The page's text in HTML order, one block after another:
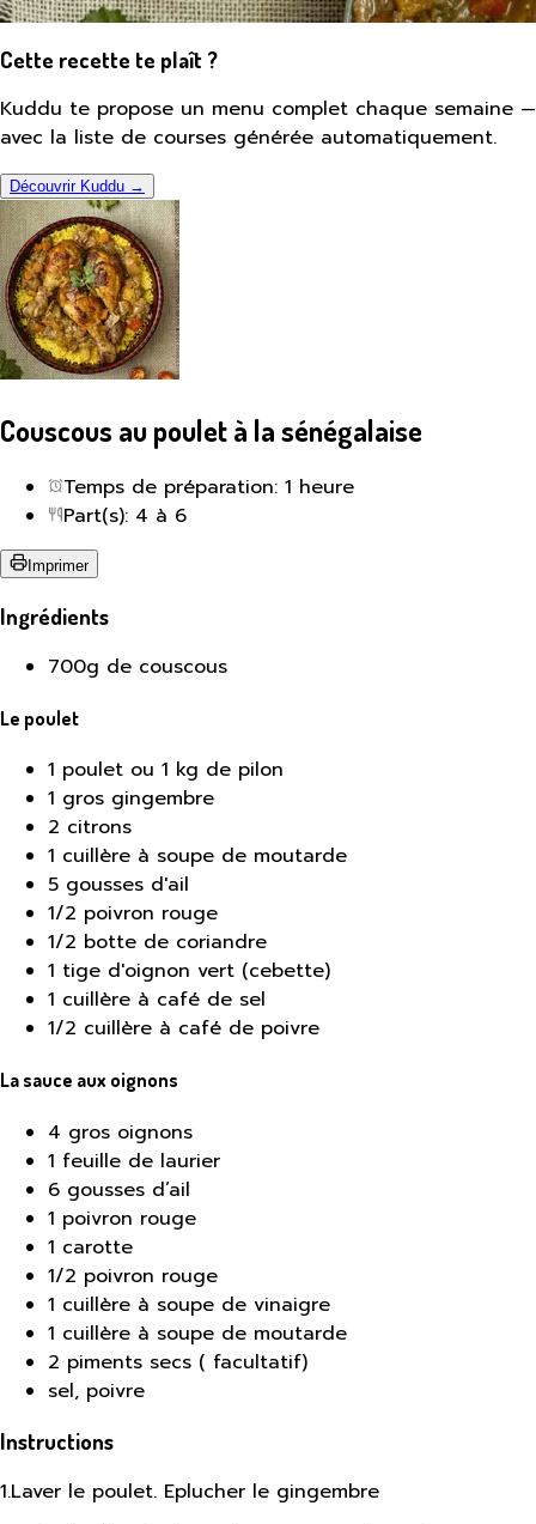
Cette recette te plaît ?
Kuddu te propose un menu complet chaque semaine —
avec la liste de courses générée automatiquement.
Découvrir Kuddu →
Couscous au poulet à la sénégalaise
Temps de préparation: 1 heure
Part(s): 4 à 6
Imprimer
Ingrédients
700g de couscous
Le poulet
1 poulet ou 1 kg de pilon
1 gros gingembre
2 citrons
1 cuillère à soupe de moutarde
5 gousses d'ail
1/2 poivron rouge
1/2 botte de coriandre
1 tige d'oignon vert (cebette)
1 cuillère à café de sel
1/2 cuillère à café de poivre
La sauce aux oignons
4 gros oignons
1 feuille de laurier
6 gousses d’ail
1 poivron rouge
1 carotte
1/2 poivron rouge
1 cuillère à soupe de vinaigre
1 cuillère à soupe de moutarde
2 piments secs ( facultatif)
sel, poivre
Instructions
1.Laver le poulet. Eplucher le gingembre